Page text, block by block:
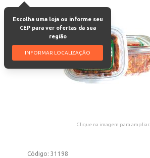
Escolha uma loja ou informe seu
CEP para ver ofertas da sua
região
INFORMAR LOCALIZAÇÃO
Clique na imagem para ampliar.
Código:31198